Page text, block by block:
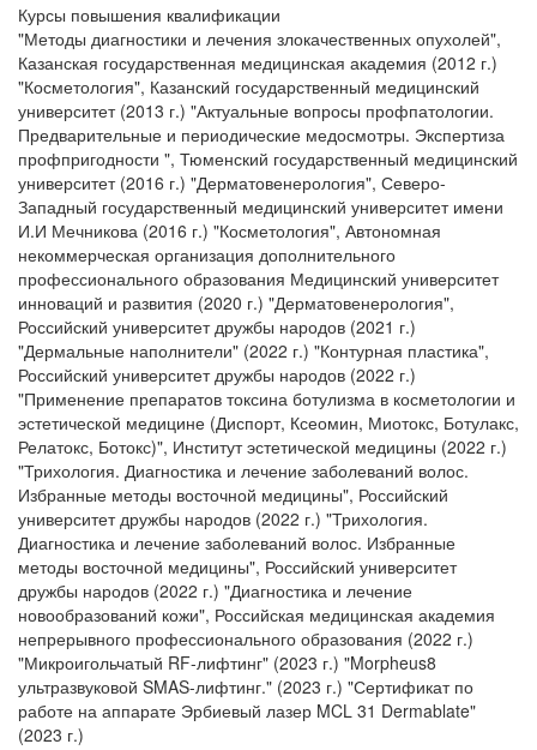
Курсы повышения квалификации
"Методы диагностики и лечения злокачественных опухолей",
Казанская государственная медицинская академия (2012 г.)
"Косметология", Казанский государственный медицинский
университет (2013 г.) "Актуальные вопросы профпатологии.
Предварительные и периодические медосмотры. Экспертиза
профпригодности ", Тюменский государственный медицинский
университет (2016 г.) "Дерматовенерология", Северо-
Западный государственный медицинский университет имени
И.И Мечникова (2016 г.) "Косметология", Автономная
некоммерческая организация дополнительного
профессионального образования Медицинский университет
инноваций и развития (2020 г.) "Дерматовенерология",
Российский университет дружбы народов (2021 г.)
"Дермальные наполнители" (2022 г.) "Контурная пластика",
Российский университет дружбы народов (2022 г.)
"Применение препаратов токсина ботулизма в косметологии и
эстетической медицине (Диспорт, Ксеомин, Миотокс, Ботулакс,
Релатокс, Ботокс)", Институт эстетической медицины (2022 г.)
"Трихология. Диагностика и лечение заболеваний волос.
Избранные методы восточной медицины", Российский
университет дружбы народов (2022 г.) "Трихология.
Диагностика и лечение заболеваний волос. Избранные
методы восточной медицины", Российский университет
дружбы народов (2022 г.) "Диагностика и лечение
новообразований кожи", Российская медицинская академия
непрерывного профессионального образования (2022 г.)
"Микроигольчатый RF-лифтинг" (2023 г.) "Morpheus8
ультразвуковой SMAS-лифтинг." (2023 г.) "Сертификат по
работе на аппарате Эрбиевый лазер MCL 31 Dermablate"
(2023 г.)